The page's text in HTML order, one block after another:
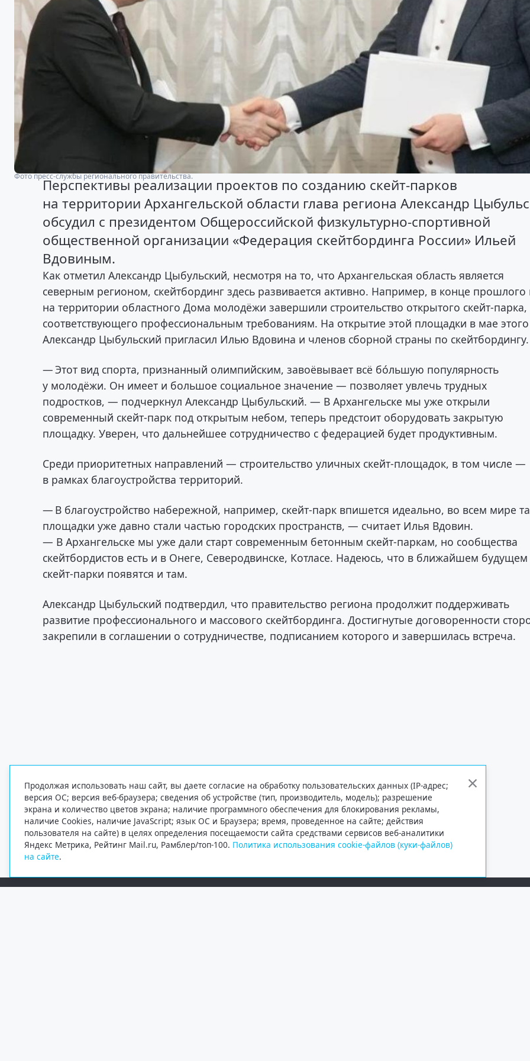
Фото пресс-службы регионального правительства.
Перспективы реализации проектов по созданию скейт-парков
на территории Архангельской области глава региона Александр
обсудил с президентом Общероссийской физкультурно-спортивной
общественной организации «Федерация скейтбординга России» Ильей
Вдовиным.
Как отметил Александр Цыбульский, несмотря на то, что Архангельская область является
северным регионом, скейтбординг здесь развивается активно. Например, в конце прошлого
на территории областного Дома молодёжи завершили строительство открытого скейт-парка,
соответствующего профессиональным требованиям. На открытие этой площадки в мае
Александр Цыбульский пригласил Илью Вдовина и членов сборной страны по скейтбордингу.
— Этот вид спорта, признанный олимпийским, завоёвывает всё бо́льшую популярность
у молодёжи. Он имеет и большое социальное значение — позволяет увлечь трудных
подростков, — подчеркнул Александр Цыбульский. — В Архангельске мы уже открыли
современный скейт-парк под открытым небом, теперь предстоит оборудовать закрытую
площадку. Уверен, что дальнейшее сотрудничество с федерацией будет продуктивным.
Среди приоритетных направлений — строительство уличных скейт-площадок, в том числе —
в рамках благоустройства территорий.
— В благоустройство набережной, например, скейт-парк впишется идеально, во всем мире
площадки уже давно стали частью городских пространств, — считает Илья Вдовин.
— В Архангельске мы уже дали старт современным бетонным скейт-паркам, но сообщества
скейтбордистов есть и в Онеге, Северодвинске, Котласе. Надеюсь, что в ближайшем будущем
скейт-парки появятся и там.
Александр Цыбульский подтвердил, что правительство региона продолжит поддерживать
развитие профессионального и массового скейтбординга. Достигнутые договоренности
закрепили в соглашении о сотрудничестве, подписанием которого и завершилась встреча.
Продолжая использовать наш сайт, вы даете согласие на обработку пользовательских данных (IP-адрес;
версия ОС; версия веб-браузера; сведения об устройстве (тип, производитель, модель); разрешение
экрана и количество цветов экрана; наличие программного обеспечения для блокирования рекламы,
наличие Cookies, наличие JavaScript; язык ОС и Браузера; время, проведенное на сайте; действия
пользователя на сайте) в целях определения посещаемости сайта средствами сервисов веб-аналитики
Яндекс Метрика, Рейтинг Mail.ru, Рамблер/топ-100. Политика использования cookie-файлов (куки-файлов)
на сайте.